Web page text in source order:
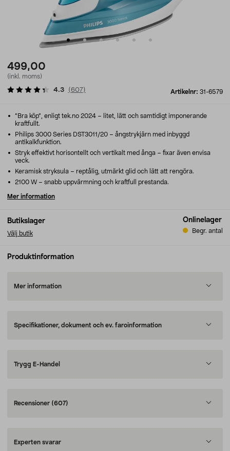
499,00
(inkl. moms)
Artikelnr: 31-6579
4.3 (607)
Butikslager
Välj butik
Onlinelager
Begr. antal
”Bra köp”, enligt tek.no 2024 – litet, lätt och samtidigt imponerande
kraftfullt.
Philips 3000 Series DST3011/20 – ångstrykjärn med inbyggd
antikalkfunktion.
Stryk effektivt horisontellt och vertikalt med ånga – fixar även envisa
veck.
Keramisk stryksula – reptålig, utmärkt glid och lätt att rengöra.
2100 W – snabb uppvärmning och kraftfull prestanda.
Mer information
Produktinformation
Mer information
Specifikationer, dokument och ev. faroinformation
Trygg E-Handel
Recensioner (607)
Experten svarar